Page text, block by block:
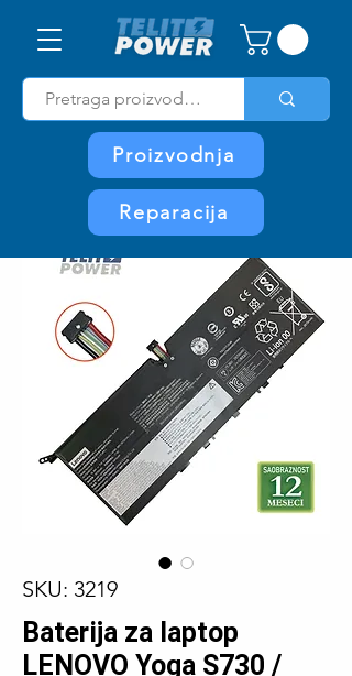
Proizvodnja
Reparacija
SKU: 3219
Baterija za laptop
LENOVO Yoga S730 /